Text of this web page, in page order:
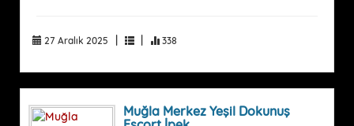
27 Aralık 2025 | | 338
Muğla Merkez Yeşil Dokunuş